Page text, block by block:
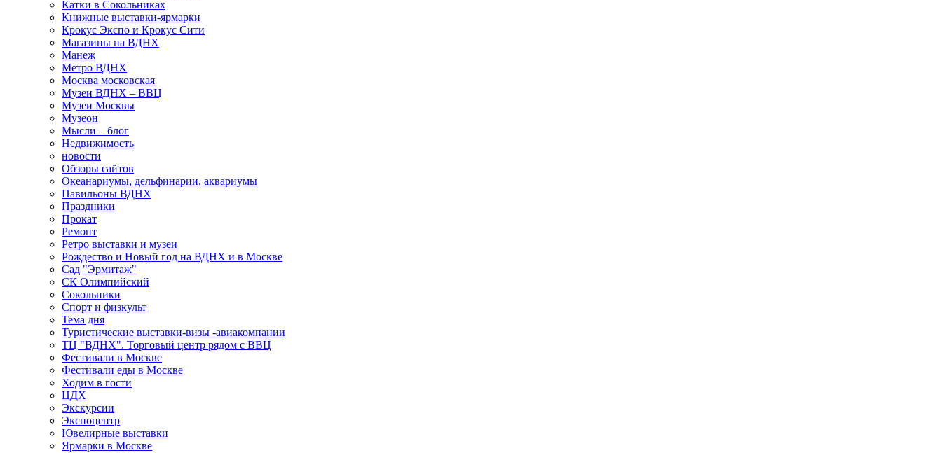
Катки в Сокольниках
Книжные выставки-ярмарки
Крокус Экспо и Крокус Сити
Магазины на ВДНХ
Манеж
Метро ВДНХ
Москва московская
Музеи ВДНХ – ВВЦ
Музеи Москвы
Музеон
Мысли – блог
Недвижимость
новости
Обзоры сайтов
Океанариумы, дельфинарии, аквариумы
Павильоны ВДНХ
Праздники
Прокат
Ремонт
Ретро выставки и музеи
Рождество и Новый год на ВДНХ и в Москве
Сад "Эрмитаж"
СК Олимпийский
Сокольники
Спорт и физкульт
Тема дня
Туристические выставки-визы -авиакомпании
ТЦ "ВДНХ". Торговый центр рядом с ВВЦ
Фестивали в Москве
Фестивали еды в Москве
Ходим в гости
ЦДХ
Экскурсии
Экспоцентр
Ювелирные выставки
Ярмарки в Москве